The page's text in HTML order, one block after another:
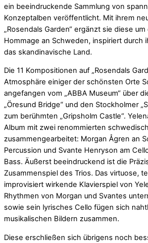
ein beeindruckende Sammlung von
Konzeptalben veröffentlicht. Mit ihrem
„Rosendals Garden“ ergänzt sie diese
Hommage an Schweden, inspiriert durch
das skandinavische Land.
Die 11 Kompositionen auf „Rosendals
Atmosphäre einiger der schönsten Orte
angefangen vom „ABBA Museum“ über
„Öresund Bridge“ und den Stockholmer
zum berühmten „Gripsholm Castle“.
Album mit zwei renommierten
zusammengearbeitet: Morgan Ågren an
Percussion und Svante Henryson am
Bass. Äußerst beeindruckend ist die
Zusammenspiel des Trios. Das virtuose,
improvisiert wirkende Klavierspiel von
Rhythmen von Morgan und Svantes
sowie sein lyrisches Cello fügen sich
musikalischen Bildern zusammen.
Diese erschließen sich übrigens noch